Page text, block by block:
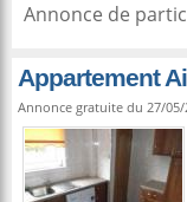
Annonce de
Appartement
Annonce gratuite du 27/05/